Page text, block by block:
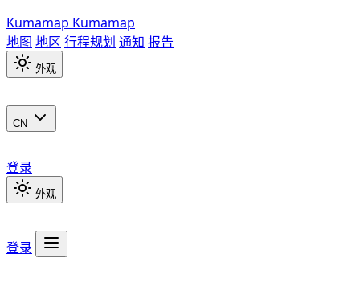
Kumamap Kumamap
地图 地区 行程规划 通知 报告
外观
CN
登录
外观
登录